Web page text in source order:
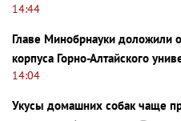
14:44
Главе Минобрнауки доложили
корпуса Горно-Алтайского
14:04
Укусы домашних собак чаще